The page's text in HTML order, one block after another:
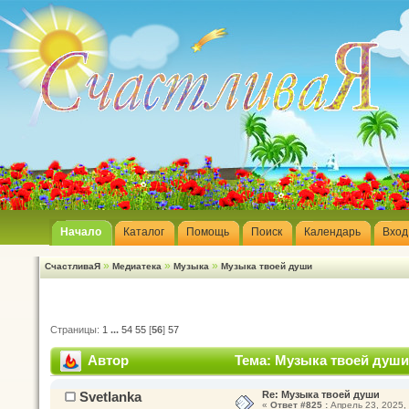
Начало Каталог Помощь Поиск Календарь Вход
СчастливаЯ » Медиатека » Музыка » Музыка твоей души
Страницы: 1 ... 54 55 [56] 57
Автор Тема: Музыка твоей
Svetlanka Re: Музыка твоей души
« Ответ #825 :Апрель 23, 2025,